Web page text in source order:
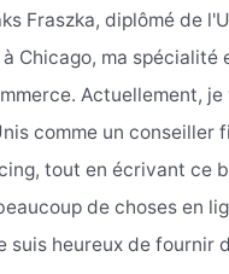
Fraszka, diplômé de
Chicago, ma spécialité
Actuellement, je
comme un conseiller
tout en écrivant ce
de choses en
suis heureux de fournir